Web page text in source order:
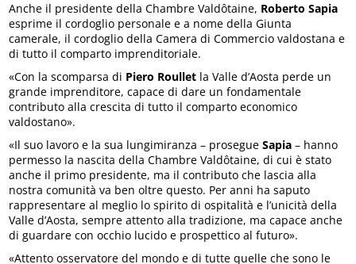
Anche il presidente della Chambre Valdôtaine, Roberto Sapia
esprime il cordoglio personale e a nome della Giunta
camerale, il cordoglio della Camera di Commercio valdostana e
di tutto il comparto imprenditoriale.
«Con la scomparsa di Piero Roullet la Valle d’Aosta perde un
grande imprenditore, capace di dare un fondamentale
contributo alla crescita di tutto il comparto economico
valdostano».
«Il suo lavoro e la sua lungimiranza – prosegueSapia – hanno
permesso la nascita della Chambre Valdôtaine, di cui è stato
anche il primo presidente, ma il contributo che lascia alla
nostra comunità va ben oltre questo. Per anni ha saputo
rappresentare al meglio lo spirito di ospitalità e l’unicità della
Valle d’Aosta, sempre attento alla tradizione, ma capace anche
di guardare con occhio lucido e prospettico al futuro».
«Attento osservatore del mondo e di tutte quelle che sono le